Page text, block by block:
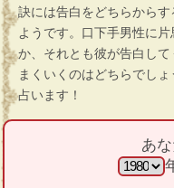
訣には告白をどちらから
ようです。口下手男性に
か、それとも彼が告白し
まくいくのはどちらでし
占います！
あ